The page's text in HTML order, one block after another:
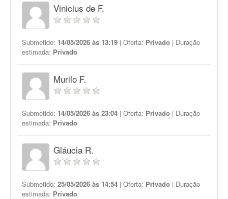
Vinicius de F.
Submetido: 14/05/2026 às 13:19 | Oferta: Privado | Duração
estimada: Privado
Murilo F.
Submetido: 14/05/2026 às 23:04 | Oferta: Privado | Duração
estimada: Privado
Gláucia R.
Submetido: 25/05/2026 às 14:54 | Oferta: Privado | Duração
estimada: Privado